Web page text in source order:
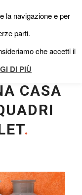
CASA
.
la navigazione e per
parti.
che accetti il
DI PIÙ